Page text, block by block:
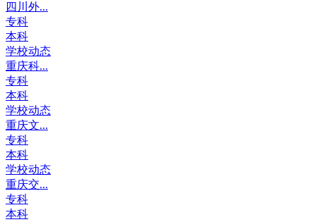
四川外...
专科
本科
学校动态
重庆科...
专科
本科
学校动态
重庆文...
专科
本科
学校动态
重庆交...
专科
本科